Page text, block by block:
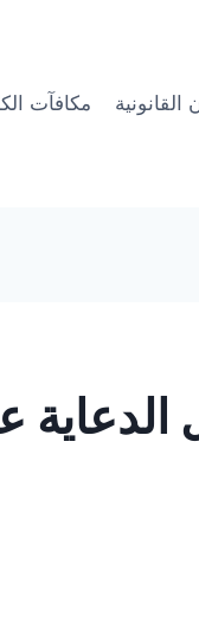
القانونية مكافآت
الدعاية